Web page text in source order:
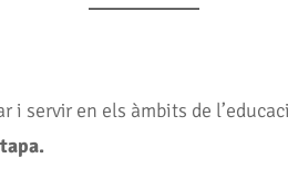
i servir en els àmbits de